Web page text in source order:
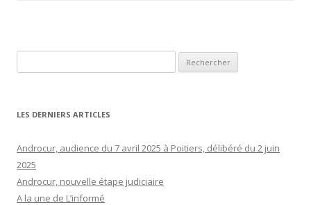
LES DERNIERS ARTICLES
Androcur, audience du 7 avril 2025 à Poitiers, délibéré du 2 juin
2025
Androcur, nouvelle étape judiciaire
A la une de L’informé